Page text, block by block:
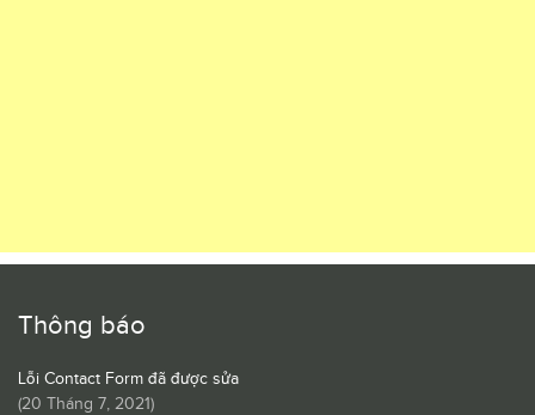
Thông báo
Lỗi Contact Form đã được sửa
(20 Tháng 7, 2021)